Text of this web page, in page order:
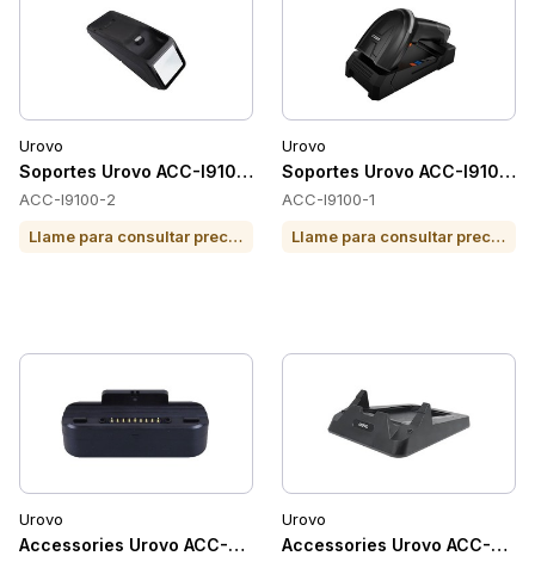
Urovo
Soportes Urovo ACC-I9100-2
ACC-I9100-2
Llame para consultar precio o para comprar
Urovo
Soportes Urovo ACC-I9100-1
ACC-I9100-1
Llame para consultar precio o para comprar
Urovo
Accessories Urovo ACC-P8100-8
Urovo
Accessories Urovo ACC-